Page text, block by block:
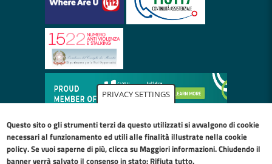
PRIVACY SETTINGS
Questo sito o gli strumenti terzi da questo utilizzati si avvalgono di cookie
necessari al funzionamento ed utili alle finalità illustrate nellacookie
policy. Se vuoi saperne di più, clicca su Maggiori informazioni. Chiudendo il
banner verrà salvato il consenso in stato: Rifiuta tutto.